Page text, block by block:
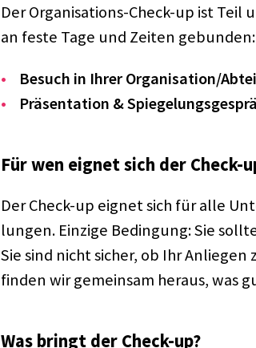
Der Orga­ni­sa­ti­ons-Check-up ist Teil
an feste Tage und Zeiten gebun­den:
Besuch in Ihrer Organisation/
Präsen­ta­tion &
Für wen eignet sich der Check-
Der Check-up eignet sich für alle
lun­gen. Einzige Bedin­gung: Sie
Sie sind nicht sicher, ob Ihr Anlie­gen
finden wir gemein­sam heraus, was
Was bringt der Check-up?